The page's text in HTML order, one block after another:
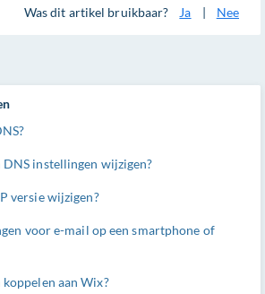
Was dit artikel bruikbaar? Ja | Nee
instellingen wijzigen?
versie wijzigen?
voor e-mail op een smartphone of
aan Wix?